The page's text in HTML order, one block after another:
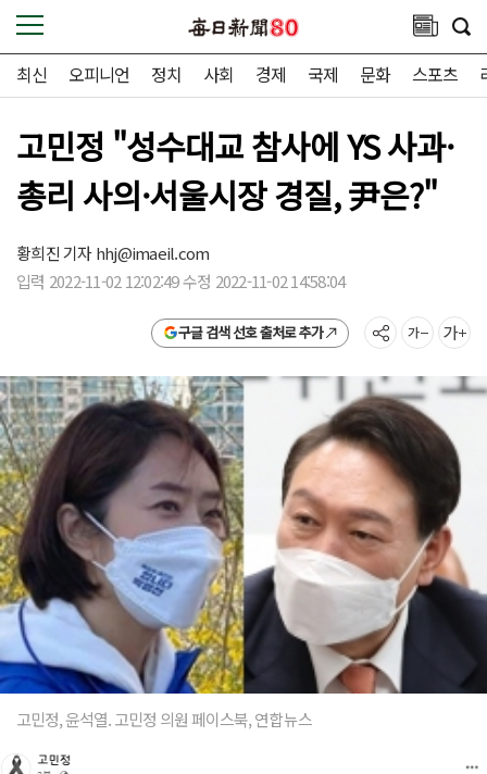
최신 오피니언 정치 사회 경제 국제 문화 스포츠
고민정 "성수대교 참사에 YS 사과·
총리 사의·서울시장 경질, 尹은?"
황희진 기자hhj@imaeil.com
입력 2022-11-02 12:02:49 수정 2022-11-02 14:58:04
구글 검색 선호 출처로 추가
고민정, 윤석열. 고민정 의원 페이스북, 연합뉴스